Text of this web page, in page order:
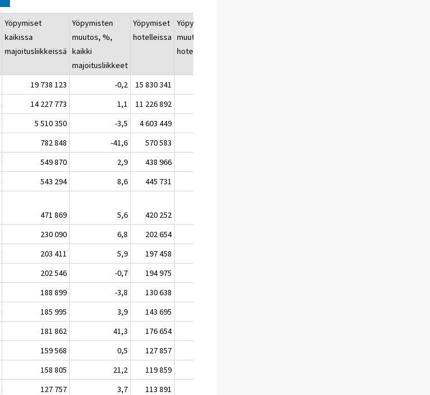
Yöpymiset
kaikissa
majoitusliikkeissä
Yöpymisten
muutos, %,
kaikki
majoitusliikkeet
Yöpymiset
hotelleissa
Yöpymisten
muutos, %,
hotellit
19 738 123 -0,2 15 830 341
14 227 773 1,1 11 226 892
5 510 350 -3,5 4 603 449
782 848 -41,6 570 583
549 870 2,9 438 966
543 294 8,6 445 731
471 869 5,6 420 252
230 090 6,8 202 654
203 411 5,9 197 458
202 546 -0,7 194 975
188 899 -3,8 130 638
185 995 3,9 143 695
181 862 41,3 176 654
159 568 0,5 127 857
158 805 21,2 119 859
127 757 3,7 113 891